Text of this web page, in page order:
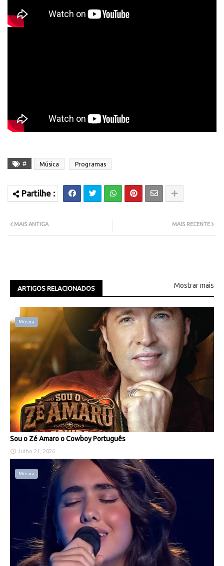
# Música Programas
MAIS RECENTE
MAIS ANTIGA
ARTIGOS RELACIONADOS Mostrar mais
Música
Sou o Zé Amaro o Cowboy Português
Julho 21, 2026
Música